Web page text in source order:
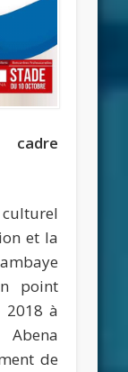
culturel
et la
point
2018 à
de